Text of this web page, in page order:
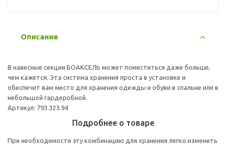
Описание
В навесные секции БОАКСЕЛЬ может поместиться даже больше,
чем кажется. Эта система хранения проста в установке и
обеспечит вам место для хранения одежды и обуви в спальне или в
небольшой гардеробной.
Артикул: 793.323.94
Подробнее о товаре
При необходимости эту комбинацию для хранения легко изменить